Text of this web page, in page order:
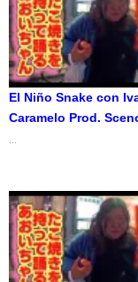
El Niño Snake con
Caramelo Prod.